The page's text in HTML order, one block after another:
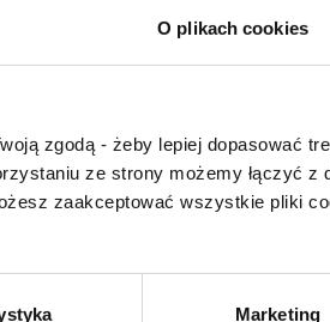
O plikach cookies
zgodą - żeby lepiej dopasować
ze strony możemy łączyć z
zaakceptować wszystkie pliki
Marketing